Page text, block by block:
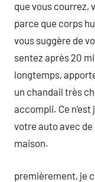
que vous courrez,
parce que corps
vous suggère de
sentez après 20
longtemps,
un chandail très
accompli. Ce
votre auto avec de
maison.
premièrement, je